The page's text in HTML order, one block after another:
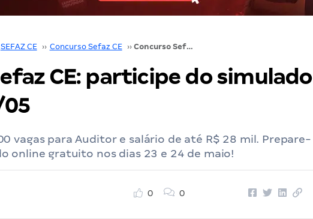
SEFAZ CE ›› Concurso Sefaz CE ›› Concurso Sefaz CE: participe do simulado em 23 e 24/05
CE: participe do simulado
vagas para Auditor e salário de até R$ 28 mil. Prepare-
online gratuito nos dias 23 e 24 de maio!
0 0